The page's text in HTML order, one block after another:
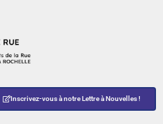
Inscrivez-vous à notre Lettre à Nouvelles !